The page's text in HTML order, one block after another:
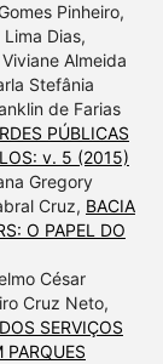
Pinheiro,
Dias,
Almeida
Stefânia
de Farias
PÚBLICAS
v. 5 (2015)
Gregory
Cruz, BACIA
O PAPEL DO
César
Cruz Neto,
SERVIÇOS
PARQUES